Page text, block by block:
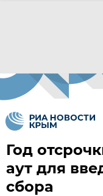
Год
аут для
сбора